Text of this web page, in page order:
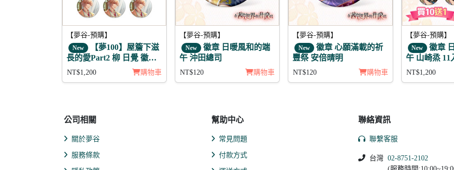
【夢谷-預購】
New 【夢100】屋簷下滋
長的愛Part2 柳 日覺 徽章
11入組
NT$1,200 購物車
【夢谷-預購】
New 徽章 日暖風和的端
午 沖田總司
NT$120 購物車
【夢谷-預購】
New 徽章 心願滿載的祈
豐祭 安倍晴明
NT$120 購物車
【夢谷-預購】
New
徽章
午 山崎烝 11
NT$1,200
公司相關
關於夢谷
服務條款
幫助中心
常見問題
付款方式
聯絡資訊
聯繫客服
台灣 02-8751-2102